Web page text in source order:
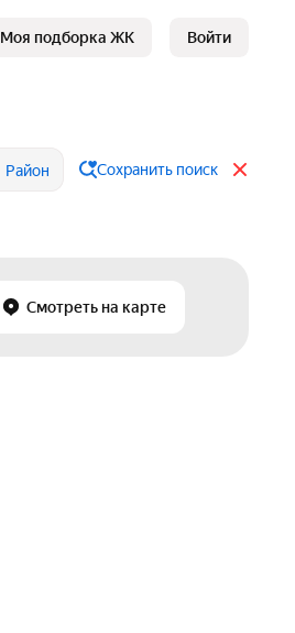
Моя подборка ЖК Войти
Район Сохранить поиск
Смотреть на карте